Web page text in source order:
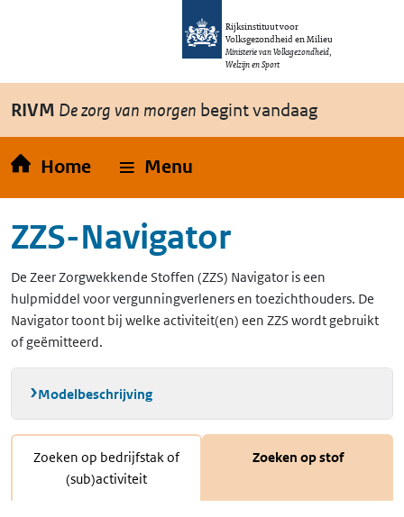
Overslaan en naar de inhoud gaan
Rijksinstituut voor
Volksgezondheid en Milieu
Ministerie van Volksgezondheid,
Welzijn en Sport
RIVM De zorg van morgen begint vandaag
Home Menu
ZZS-Navigator
De Zeer Zorgwekkende Stoffen (ZZS) Navigator is een
hulpmiddel voor vergunningverleners en toezichthouders. De
Navigator toont bij welke activiteit(en) een ZZS wordt gebruikt
of geëmitteerd.
Modelbeschrijving
Zoeken op bedrijfstak of
(sub)activiteit
Zoeken op stof